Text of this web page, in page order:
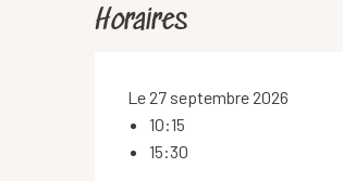
Horaires
Le 27 septembre 2026
10:15
15:30